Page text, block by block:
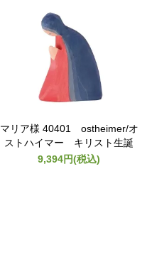
マリア様 40401 ostheimer/オ
ストハイマー キリスト生誕
9,394円(税込)